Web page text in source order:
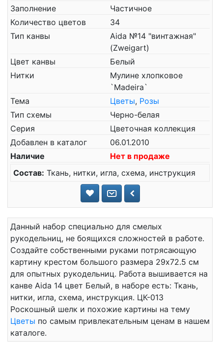
Заполнение
Частичное
Количество цветов
34
Тип канвы
Aida №14 "винтажная"
(Zweigart)
Цвет канвы
Белый
Нитки
Мулине хлопковое
`Madeira`
Тема
Цветы, Розы
Тип схемы
Черно-белая
Серия
Цветочная коллекция
Добавлен в каталог
06.01.2010
Наличие
Нет в продаже
Состав: Ткань, нитки, игла, схема, инструкция
Данный набор специально для смелых
рукодельниц, не боящихся сложностей в работе.
Создайте собственными руками потрясающую
картину крестом большого размера 29x72.5 см
для опытных рукодельниц. Работа вышивается на
канве Aida 14 цвет Белый, в наборе есть: Ткань,
нитки, игла, схема, инструкция. ЦК-013
Роскошный шелк и похожие картины на тему
Цветы по самым привлекательным ценам в нашем
каталоге.